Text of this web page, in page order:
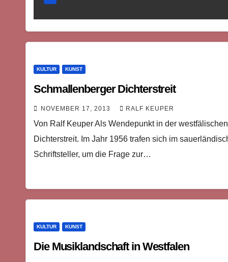
KULTUR KUNST
Schmallenberger Dichterstreit
NOVEMBER 17, 2013 RALF KEUPER
Von Ralf Keuper Als Wendepunkt in der
Dichterstreit. Im Jahr 1956 trafen sich im
Schriftsteller, um die Frage zur…
KULTUR KUNST
Die Musiklandschaft in Westfalen